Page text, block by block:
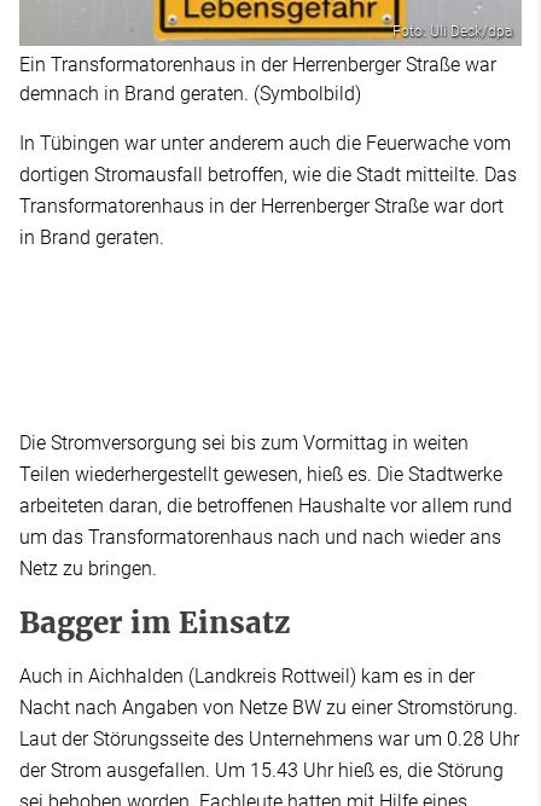
Foto: Uli Deck/dpa
Ein Transformatorenhaus in der Herrenberger Straße war
demnach in Brand geraten. (Symbolbild)
In Tübingen war unter anderem auch die Feuerwache vom
dortigen Stromausfall betroffen, wie die Stadt mitteilte. Das
Transformatorenhaus in der Herrenberger Straße war dort
in Brand geraten.
Die Stromversorgung sei bis zum Vormittag in weiten
Teilen wiederhergestellt gewesen, hieß es. Die Stadtwerke
arbeiteten daran, die betroffenen Haushalte vor allem rund
um das Transformatorenhaus nach und nach wieder ans
Netz zu bringen.
Bagger im Einsatz
Auch in Aichhalden (Landkreis Rottweil) kam es in der
Nacht nach Angaben von Netze BW zu einer Stromstörung.
Laut der Störungsseite des Unternehmens war um 0.28 Uhr
der Strom ausgefallen. Um 15.43 Uhr hieß es, die Störung